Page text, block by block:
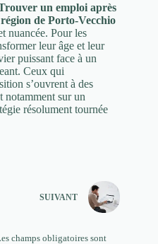
un emploi après
de Porto-Vecchio
nuancée. Pour les
leur âge et leur
puissant face à un
Ceux qui
s’ouvrent à des
notamment sur un
résolument tournée
SUIVANT
champs obligatoires sont